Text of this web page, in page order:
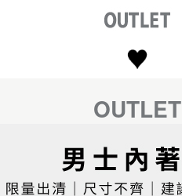
OUTLET